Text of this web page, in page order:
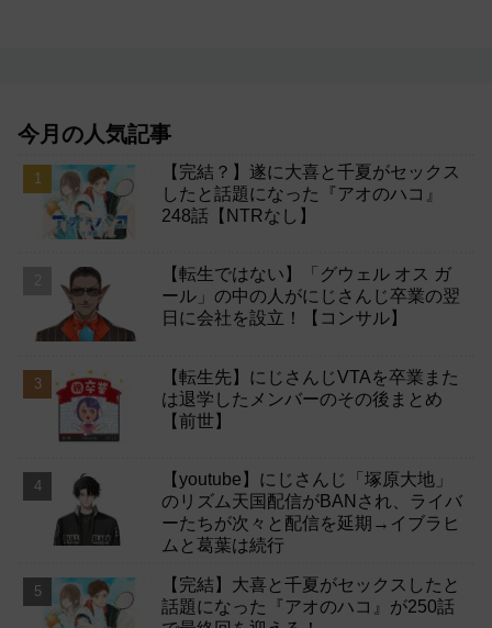
今月の人気記事
【完結？】遂に大喜と千夏がセックス
したと話題になった『アオのハコ』
248話【NTRなし】
【転生ではない】「グウェル オス ガ
ール」の中の人がにじさんじ卒業の翌
日に会社を設立！【コンサル】
【転生先】にじさんじVTAを卒業また
は退学したメンバーのその後まとめ
【前世】
【youtube】にじさんじ「塚原大地」
のリズム天国配信がBANされ、ライバ
ーたちが次々と配信を延期→イブラヒ
ムと葛葉は続行
【完結】大喜と千夏がセックスしたと
話題になった『アオのハコ』が250話